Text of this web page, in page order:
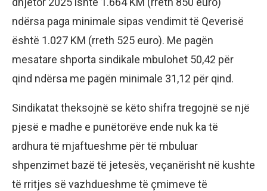
ndërsa paga minimale sipas vendimit të Qeverisë
është 1.027 KM (rreth 525 euro). Me pagën
mesatare shporta sindikale mbulohet 50,42 për
qind ndërsa me pagën minimale 31,12 për qind.
Sindikatat theksojnë se këto shifra tregojnë se një
pjesë e madhe e punëtorëve ende nuk ka të
ardhura të mjaftueshme për të mbuluar
shpenzimet bazë të jetesës, veçanërisht në kushte
të rritjes së vazhdueshme të çmimeve të